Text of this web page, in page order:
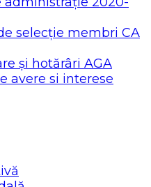
selecție membri CA
și hotărâri AGA
avere si interese